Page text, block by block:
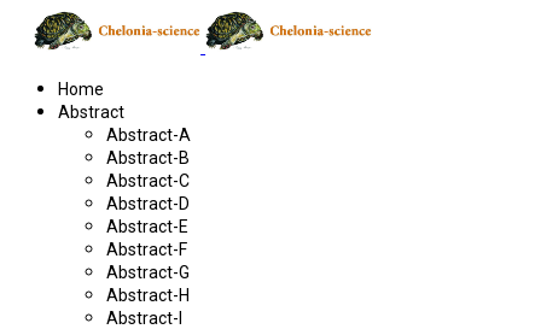
Home
Abstract
Abstract-A
Abstract-B
Abstract-C
Abstract-D
Abstract-E
Abstract-F
Abstract-G
Abstract-H
Abstract-I